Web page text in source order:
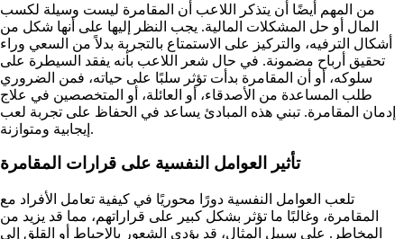
من المهم أيضًا أن يتذكر اللاعب أن المقامرة ليست وسيلة لكسب
المال أو حل المشكلات المالية. يجب النظر إليها على أنها شكل من
أشكال الترفيه، والتركيز على الاستمتاع بالتجربة بدلاً من السعي وراء
تحقيق أرباح مضمونة. في حال شعر اللاعب بأنه يفقد السيطرة على
سلوكه، أو أن المقامرة بدأت تؤثر سلبًا على حياته، فمن الضروري
طلب المساعدة من الأصدقاء، أو العائلة، أو المتخصصين في علاج
إدمان المقامرة. تبني هذه المبادئ يساعد في الحفاظ على تجربة لعب
إيجابية ومتوازنة.
تأثير العوامل النفسية على قرارات المقامرة
تلعب العوامل النفسية دورًا محوريًا في كيفية تعامل الأفراد مع
المقامرة، وغالبًا ما تؤثر بشكل كبير على قراراتهم، مما قد يزيد من
المخاطر. على سبيل المثال، قد يؤدي الشعور بالإحباط أو القلق إلى